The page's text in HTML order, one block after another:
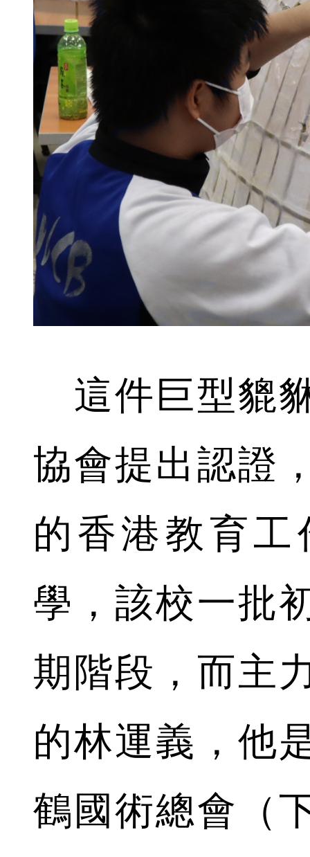
這件巨型貔
協會提出認證
的香港教育
學，該校一批
期階段，而主
的林運義，他
鶴國術總會（